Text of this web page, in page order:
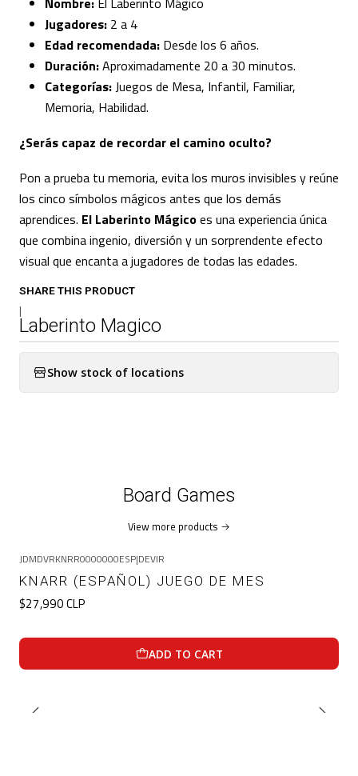
Jugadores: 2 a 4
Edad recomendada: Desde los 6 años.
Duración:Aproximadamente 20 a 30 minutos.
Categorías:Juegos de Mesa, Infantil, Familiar,
Memoria, Habilidad.
¿Serás capaz de recordar el camino oculto?
Pon a prueba tu memoria, evita los muros invisibles y reúne
los cinco símbolos mágicos antes que los demás
aprendices. El Laberinto Mágicoes una experiencia única
que combina ingenio, diversión y un sorprendente efecto
visual que encanta a jugadores de todas las edades.
SHARE THIS PRODUCT
|
Laberinto Magico
Show stock of locations
Board Games
View more products
JDMDVRKNRR0000000ESP|DEVIR
KNARR (ESPAÑOL) JUEGO DE MES
$27,990 CLP
ADD TO CART